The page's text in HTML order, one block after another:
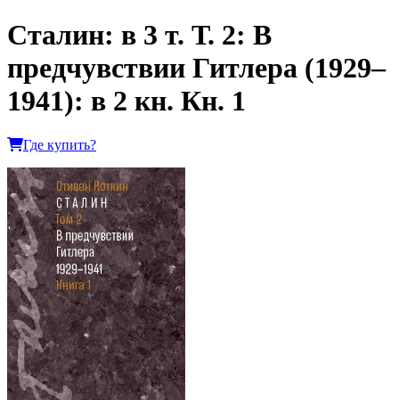
Сталин: в 3 т. Т. 2: В
предчувствии Гитлера (1929–
1941): в 2 кн. Кн. 1
Где купить?